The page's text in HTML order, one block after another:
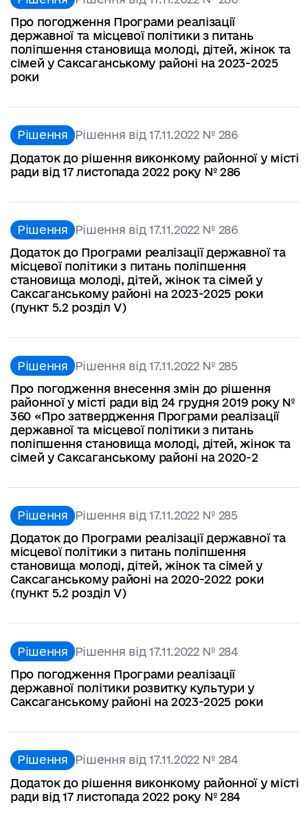
Про погодження Програми реалізації
державної та місцевої політики з питань
поліпшення становища молоді, дітей, жінок та
сімей у Саксаганському районі на 2023-2025
роки
Рішення Рішення від 17.11.2022 № 286
Додаток до рішення виконкому районної у місті
ради від 17 листопада 2022 року № 286
Рішення Рішення від 17.11.2022 № 286
Додаток до Програми реалізації державної та
місцевої політики з питань поліпшення
становища молоді, дітей, жінок та сімей у
Саксаганському районі на 2023-2025 роки
(пункт 5.2 розділ V)
Рішення Рішення від 17.11.2022 № 285
Про погодження внесення змін до рішення
районної у місті ради від 24 грудня 2019 року №
360 «Про затвердження Програми реалізації
державної та місцевої політики з питань
поліпшення становища молоді, дітей, жінок та
сімей у Саксаганському районі на 2020-2
Рішення Рішення від 17.11.2022 № 285
Додаток до Програми реалізації державної та
місцевої політики з питань поліпшення
становища молоді, дітей, жінок та сімей у
Саксаганському районі на 2020-2022 роки
(пункт 5.2 розділ V)
Рішення Рішення від 17.11.2022 № 284
Про погодження Програми реалізації
державної політики розвитку культури у
Саксаганському районі на 2023-2025 роки
Рішення Рішення від 17.11.2022 № 284
Додаток до рішення виконкому районної у місті
ради від 17 листопада 2022 року № 284